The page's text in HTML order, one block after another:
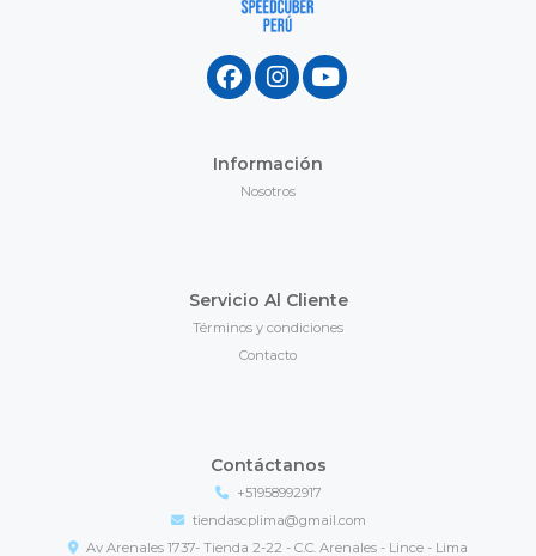
Información
Nosotros
Servicio Al Cliente
Términos y condiciones
Contacto
Contáctanos
+51958992917
tiendascplima@gmail.com
Av Arenales 1737- Tienda 2-22 - C.C. Arenales - Lince - Lima